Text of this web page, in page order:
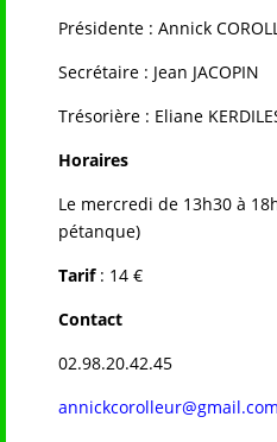
Présidente : Annick
Secrétaire : Jean JACOPIN
Trésorière : Eliane
Horaires
Le mercredi de 13h30 à
pétanque)
Tarif : 14 €
Contact
02.98.20.42.45
annickcorolleur@gmail.com